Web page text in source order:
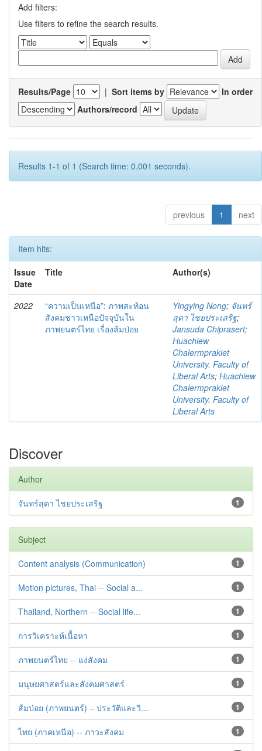
Add filters:
Use filters to refine the search results.
Results/Page | Sort items by
In order
Authors/record
Results 1-1 of 1 (Search time: 0.001 seconds).
previous 1 next
Item hits:
Issue
Date
Title Author(s)
2022
“ความเป็นเหนือ”: ภาพสะท้อน
สังคมชาวเหนือปัจจุบันใน
ภาพยนตร์ไทย เรื่องส้มป่อย
Yingying Nong; จันทร์
สุดา ไชยประเสริฐ;
Jansuda Chiprasert;
Huachiew
Chalermprakiet
University. Faculty of
Liberal Arts; Huachiew
Chalermprakiet
University. Faculty of
Liberal Arts
Discover
Author
1
จันทร์สุดา ไชยประเสริฐ
Subject
1
Content analysis (Communication)
1
Motion pictures, Thai -- Social a...
1
Thailand, Northern -- Social life...
1
การวิเคราะห์เนื้อหา
1
ภาพยนตร์ไทย -- แง่สังคม
1
มนุษยศาสตร์และสังคมศาสตร์
1
ส้มป่อย (ภาพยนตร์) – ประวัติและวิ...
1
ไทย (ภาคเหนือ) -- ภาวะสังคม